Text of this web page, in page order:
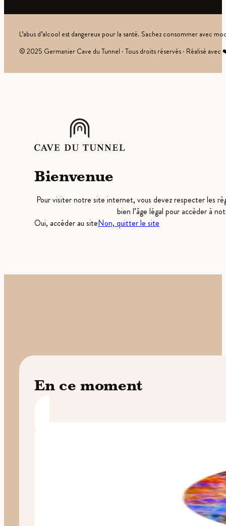
L’abus d’alcool est dangereux pour la santé. Sachez consommer avec
© 2025 Germanier Cave du Tunnel · Tous droits réservés · Réalisé
Bienvenue
Pour visiter notre site internet, vous devez respecter les
bien l’âge légal pour accéder à
Oui, accéder au siteNon, quitter le site
En ce moment